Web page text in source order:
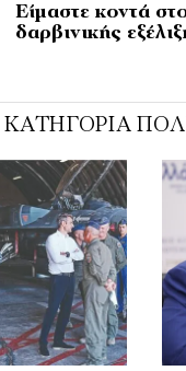
Είµαστε κοντά
δαρβινικής